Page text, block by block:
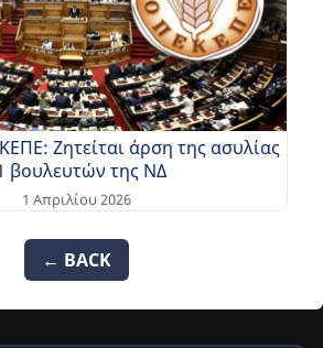
Ζητείται άρση της ασυλίας
βουλευτών της ΝΔ
1 Απριλίου 2026
← BACK